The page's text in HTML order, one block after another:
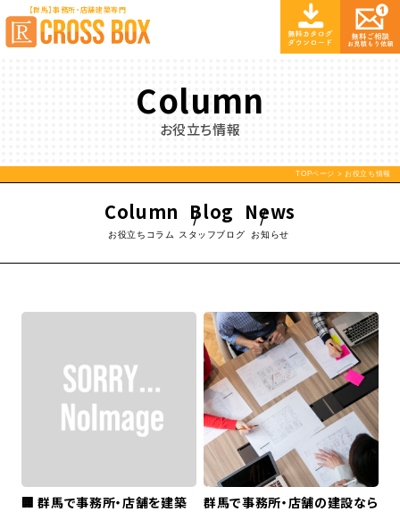
【群馬】事務所・店舗建築専門
Column
お役立ち情報
TOPページ > お役立ち情報
Column
お役立ちコラム
Blog
スタッフブログ
News
お知らせ
🏢 群馬で事務所・店舗を建築
群馬で事務所・店舗の建設なら